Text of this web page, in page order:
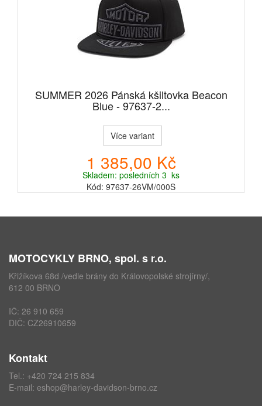
SUMMER 2026 Pánská kšiltovka Beacon
Blue - 97637-2...
Více variant
1 385,00 Kč
Skladem: posledních 3 ks
Kód: 97637-26VM/000S
MOTOCYKLY BRNO, spol. s r.o.
Křižíkova 68d /vedle brány do Královopolské strojírny/,
612 00 BRNO
IČ: 26 910 659
DIČ: CZ26910659
Kontakt
Tel.: +420 724 215 834
E-mail: eshop@harley-davidson-brno.cz